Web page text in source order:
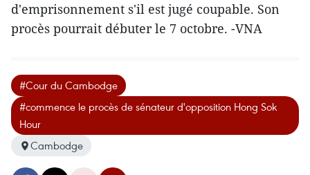
d'emprisonnement s'il est jugé coupable. Son
procès pourrait débuter le 7 octobre. -VNA
#Cour du Cambodge
#commence le procès de sénateur d'opposition Hong Sok
Hour
Cambodge